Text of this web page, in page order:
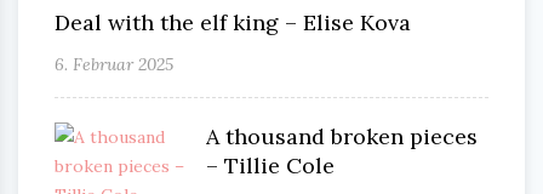
Deal with the elf king – Elise Kova
6. Februar 2025
A thousand broken pieces
– Tillie Cole